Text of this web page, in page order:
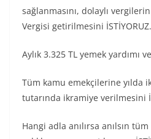
sağlanmasını, dolaylı
Vergisi getirilmesini İSTİYORUZ.
Aylık 3.325 TL yemek yardımı
Tüm kamu emekçilerine yılda
tutarında ikramiye verilmesini
Hangi adla anılırsa anılsın